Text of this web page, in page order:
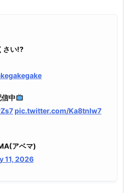
さい!?
中
pic.twitter.com/Ka8tnIw7
アベマ)
11, 2026